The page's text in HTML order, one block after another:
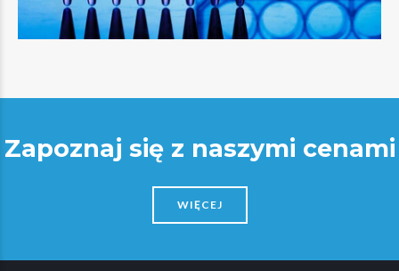
Zapoznaj się z naszymi cenami
WIĘCEJ